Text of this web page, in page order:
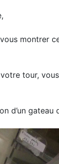
montrer
tour,
d’un